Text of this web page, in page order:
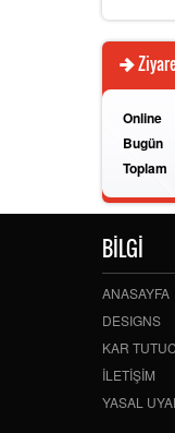
Online
Bugün
Toplam
BİLGİ
ANASAYFA
DESIGNS
KAR
İLETİŞİM
YASAL